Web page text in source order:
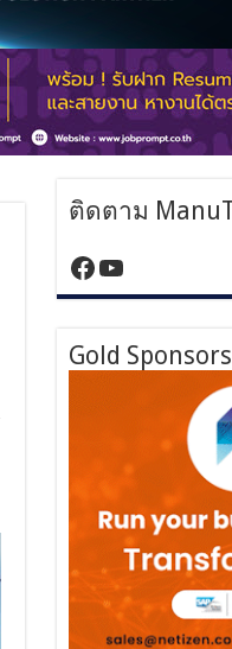
ติดตาม
https://
YouTube
Gold Sponsors